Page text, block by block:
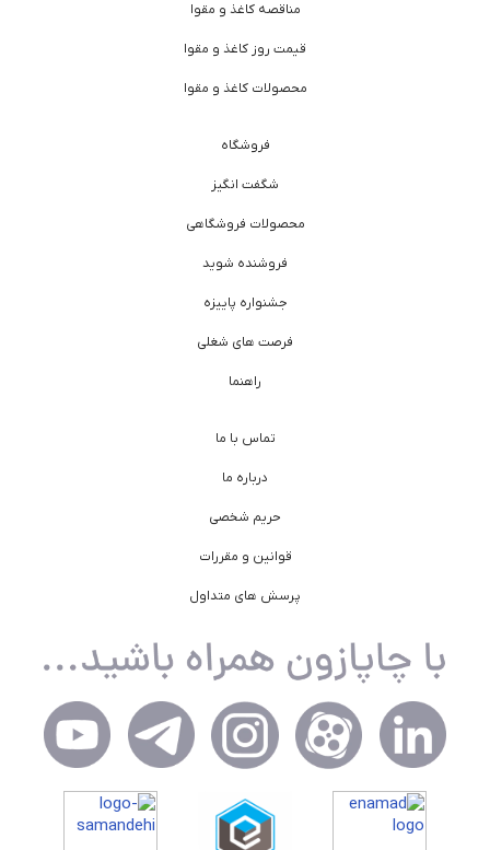
مناقصه کاغذ و مقوا
قیمت روز کاغذ و مقوا
محصولات کاغذ و مقوا
فروشگاه
شگفت انگیز
محصولات فروشگاهی
فروشنده شوید
جشنواره پاییزه
فرصت های شغلی
راهنما
تماس با ما
درباره ما
حریم شخصی
قوانین و مقررات
پرسش های متداول